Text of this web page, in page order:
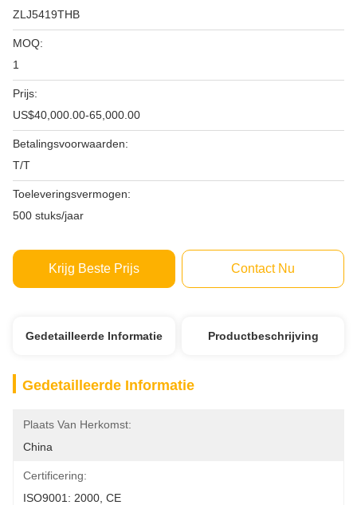
ZLJ5419THB
MOQ:
1
Prijs:
US$40,000.00-65,000.00
Betalingsvoorwaarden:
T/T
Toeleveringsvermogen:
500 stuks/jaar
Krijg Beste Prijs Contact Nu
Gedetailleerde Informatie Productbeschrijving
Gedetailleerde Informatie
Plaats Van Herkomst:
China
Certificering:
ISO9001: 2000, CE